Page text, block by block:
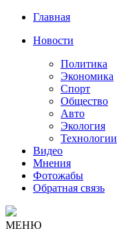
Главная
Новости
Политика
Экономика
Спорт
Общество
Авто
Экология
Технологии
Видео
Мнения
Фотожабы
Обратная связь
МЕНЮ